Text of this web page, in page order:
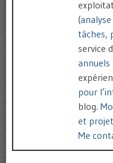
(
tâches,
service
annuels
pour
blog.
et
Me